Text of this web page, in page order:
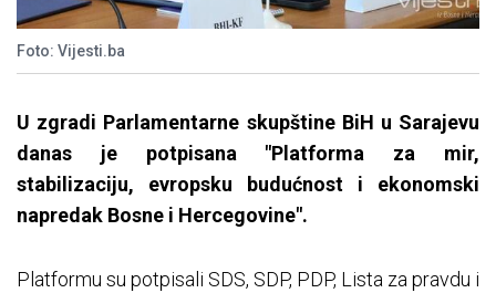
Foto: Vijesti.ba
U zgradi Parlamentarne skupštine BiH u Sarajevu
danas je potpisana "Platforma za mir,
stabilizaciju, evropsku budućnost i ekonomski
napredak Bosne i Hercegovine".
Platformu su potpisali SDS, SDP, PDP, Lista za pravdu i